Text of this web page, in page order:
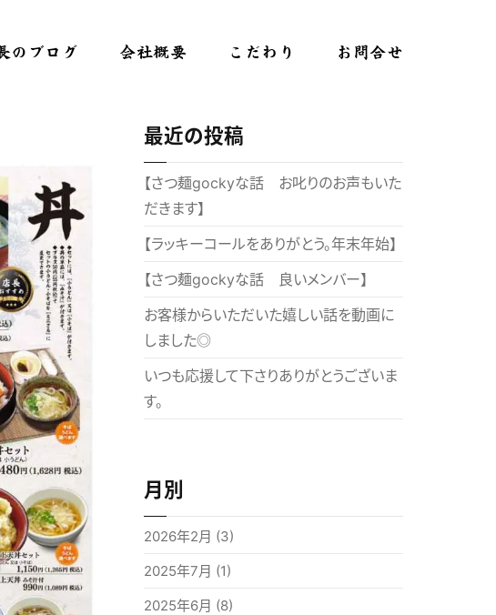
のブログ 会社概要 こだわり お問合せ
最近の投稿
【さつ麺gockyな話 お叱りのお声もいた
だきます】
【ラッキーコールをありがとう。年末年始】
【さつ麺gockyな話 良いメンバー】
お客様からいただいた嬉しい話を動画に
しました◎
いつも応援して下さりありがとうございま
す。
月別
2026年2月 (3)
2025年7月 (1)
2025年6月 (8)